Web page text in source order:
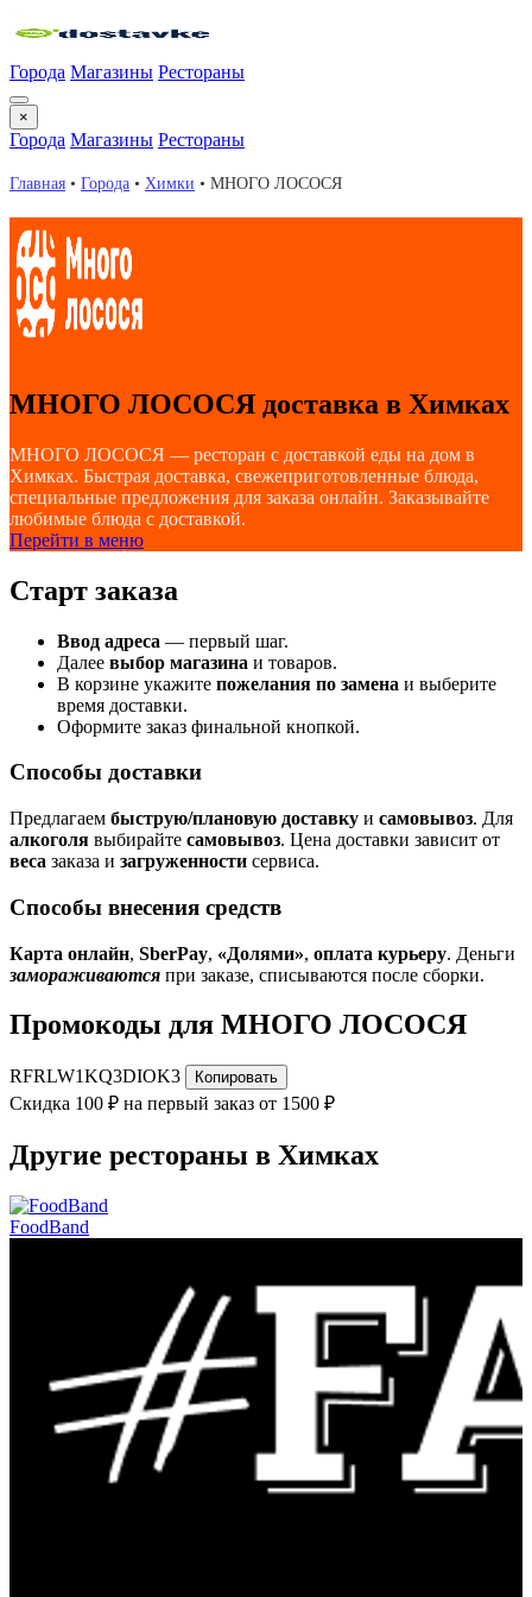
Города Магазины Рестораны
×
Города Магазины Рестораны
Главная • Города • Химки • МНОГО ЛОСОСЯ
МНОГО ЛОСОСЯ доставка в Химках
МНОГО ЛОСОСЯ — ресторан с доставкой еды на дом в
Химках. Быстрая доставка, свежеприготовленные блюда,
специальные предложения для заказа онлайн. Заказывайте
любимые блюда с доставкой.
Перейти в меню
Старт заказа
Ввод адреса — первый шаг.
Далее выбор магазина и товаров.
В корзине укажите пожелания по замена и выберите
время доставки.
Оформите заказ финальной кнопкой.
Способы доставки
Предлагаем быструю/плановую доставку и самовывоз. Для
алкоголя выбирайте самовывоз. Цена доставки зависит от
веса заказа и загруженности сервиса.
Способы внесения средств
Карта онлайн, SberPay, «Долями», оплата курьеру. Деньги
замораживаются при заказе, списываются после сборки.
Промокоды для МНОГО ЛОСОСЯ
RFRLW1KQ3DIOK3 Копировать
Скидка 100 ₽ на первый заказ от 1500 ₽
Другие рестораны в Химках
FoodBand